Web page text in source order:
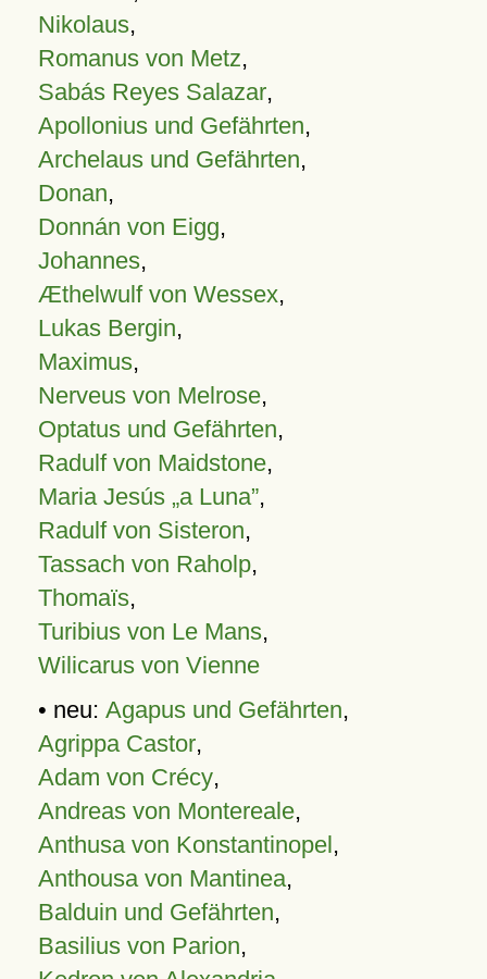
Nikolaus,
Romanus von Metz,
Sabás Reyes Salazar,
Apollonius und Gefährten,
Archelaus und Gefährten,
Donan,
Donnán von Eigg,
Johannes,
Æthelwulf von Wessex,
Lukas Bergin,
Maximus,
Nerveus von Melrose,
Optatus und Gefährten,
Radulf von Maidstone,
Maria Jesús „a Luna”,
Radulf von Sisteron,
Tassach von Raholp,
Thomaïs,
Turibius von Le Mans,
Wilicarus von Vienne
• neu: Agapus und Gefährten,
Agrippa Castor,
Adam von Crécy,
Andreas von Montereale,
Anthusa von Konstantinopel,
Anthousa von Mantinea,
Balduin und Gefährten,
Basilius von Parion,